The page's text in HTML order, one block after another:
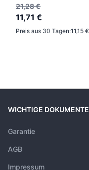
21,28 €
11,71 €
Preis aus 30 Tagen:11,15 €
WICHTIGE DOKUMENTE
Garantie
AGB
Impressum